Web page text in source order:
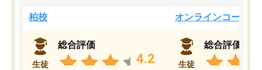
柏校
生徒
総合評価
4.2
オンラインコース
生徒
総合評価